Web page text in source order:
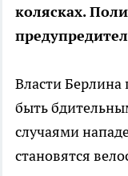
колясках.
Власти Берлина
быть
случаями
становятся